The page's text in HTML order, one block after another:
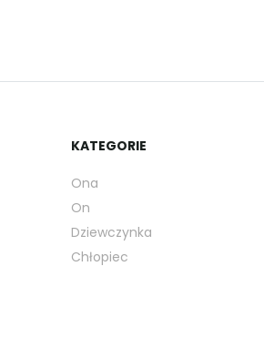
KATEGORIE
Ona
On
Dziewczynka
Chłopiec